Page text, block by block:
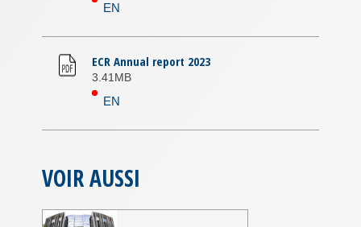
EN
ECR Annual report 2023
3.41MB
EN
VOIR AUSSI